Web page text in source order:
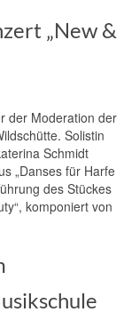
„New &
der Moderation der
Solistin
Schmidt
„Danses für Harfe
des Stückes
komponiert von